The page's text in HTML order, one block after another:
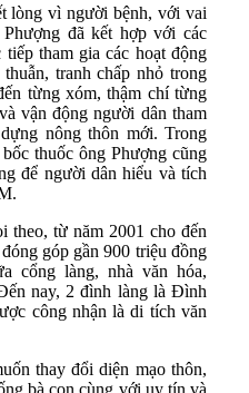
lòng vì người bệnh, với vai
đã kết hợp với các
tham gia các hoạt động
tranh chấp nhỏ trong
từng xóm, thậm chí từng
vận động người dân tham
nông thôn mới. Trong
thuốc ông Phượng cũng
để người dân hiểu và tích
theo, từ năm 2001 cho đến
góp gần 900 triệu đồng
cổng làng, nhà văn hóa,
nay, 2 đình làng là Đình
công nhận là di tích văn
thay đổi diện mạo thôn,